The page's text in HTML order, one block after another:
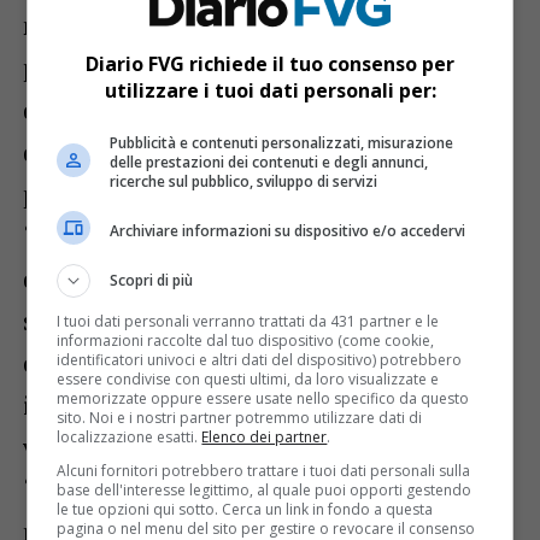
musica, una pioggia di certificazioni
platino e oro (EP “Sangiovanni” doppio
disco di platino, “Malibu” cinque volte
disco di platino, “Lady” triplo disco di
platino, “Tutta la notte” disco di platino,
“Guccy bag” disco d’oro, “Hype” disco
d’oro) e oltre centosessanta milioni di
streaming su Spotify che lo consacrano
come la nuova popstar della musica
italiana. “Sangiovanni” è il disco più
venduto del 2021 nella prima settimana e
“Malibu” è il singolo più venduto del 2021
nella prima settimana. Sangiovanni con i
Diario FVG richiede il tuo consenso per
utilizzare i tuoi dati personali per:
Pubblicità e contenuti personalizzati, misurazione
delle prestazioni dei contenuti e degli annunci,
ricerche sul pubblico, sviluppo di servizi
Archiviare informazioni su dispositivo e/o accedervi
Scopri di più
I tuoi dati personali verranno trattati da 431 partner e le
informazioni raccolte dal tuo dispositivo (come cookie,
identificatori univoci e altri dati del dispositivo) potrebbero
essere condivise con questi ultimi, da loro visualizzate e
memorizzate oppure essere usate nello specifico da questo
sito. Noi e i nostri partner potremmo utilizzare dati di
localizzazione esatti. Elenco dei partner.
Alcuni fornitori potrebbero trattare i tuoi dati personali sulla
base dell'interesse legittimo, al quale puoi opporti gestendo
le tue opzioni qui sotto. Cerca un link in fondo a questa
pagina o nel menu del sito per gestire o revocare il consenso